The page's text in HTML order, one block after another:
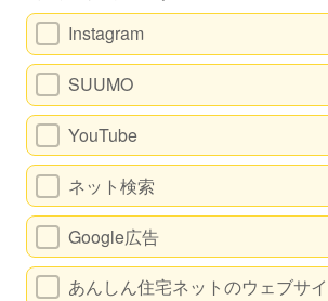
Instagram
SUUMO
YouTube
ネット検索
Google広告
あんしん住宅ネットのウェブサ